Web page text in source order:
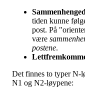
tiden kunne
post. På
være
postene.
Det finnes to typer N-
N1 og N2-løypene: